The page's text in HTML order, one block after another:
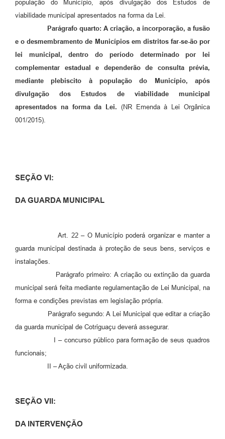
população do Município, após divulgação dos Estudos de
viabilidade municipal apresentados na forma da Lei.
Parágrafo quarto: A criação, a incorporação, a fusão
e o desmembramento de Municípios em distritos far-se-ão por
lei municipal, dentro do período determinado por lei
complementar estadual e dependerão de consulta prévia,
mediante plebiscito à população do Município, após
divulgação dos Estudos de viabilidade municipal
apresentados na forma da Lei. (NR Emenda à Lei Orgânica
001/2015).
SEÇÃO VI:
DA GUARDA MUNICIPAL
Art. 22 – O Município poderá organizar e manter a
guarda municipal destinada à proteção de seus bens, serviços e
instalações.
Parágrafo primeiro: A criação ou extinção da guarda
municipal será feita mediante regulamentação de Lei Municipal, na
forma e condições previstas em legislação própria.
Parágrafo segundo: A Lei Municipal que editar a criação
da guarda municipal de Cotriguaçu deverá assegurar.
I – concurso público para formação de seus quadros
funcionais;
II – Ação civil uniformizada.
SEÇÃO VII:
DA INTERVENÇÃO